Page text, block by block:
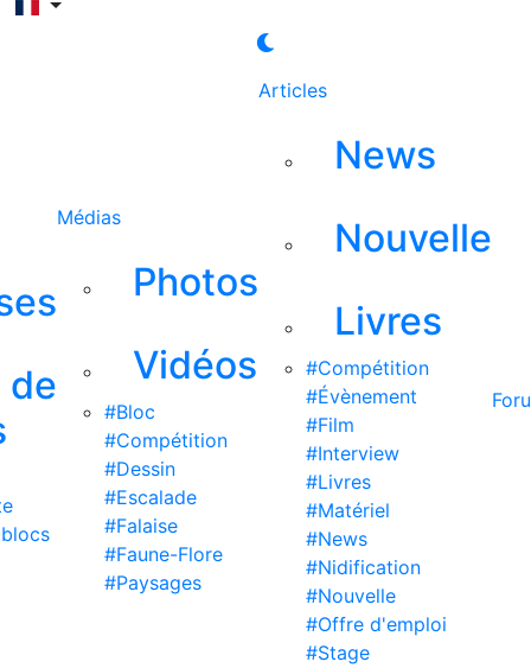
de
Médias
Photos
Vidéos
#Bloc
#Compétition
#Dessin
#Escalade
#Falaise
#Faune-Flore
#Paysages
Articles
News
Nouvelle
Livres
#Compétition
#Évènement
#Film
#Interview
#Livres
#Matériel
#News
#Nidification
#Nouvelle
#Offre d'emploi
#Stage